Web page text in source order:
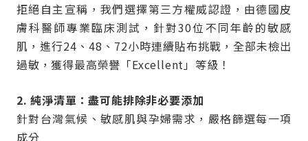
拒絕自主宣稱，我們選擇第三方權威認證，由德國皮
膚科醫師專業臨床測試，針對30位不同年齡的敏感
肌，進行24、48、72小時連續貼布挑戰，全部未檢出
過敏，獲得最高榮譽「Excellent」等級！
2. 純淨清單：盡可能排除非必要添加
針對台灣氣候、敏感肌與孕婦需求，嚴格篩選每一項
成分